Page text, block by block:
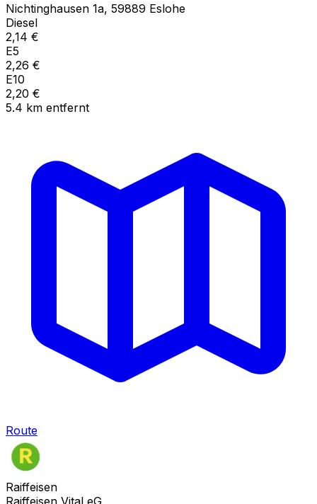
Nichtinghausen 1a, 59889 Eslohe
Diesel
2,14 €
E5
2,26 €
E10
2,20 €
5.4 km entfernt
Route
Raiffeisen
Raiffeisen Vital eG